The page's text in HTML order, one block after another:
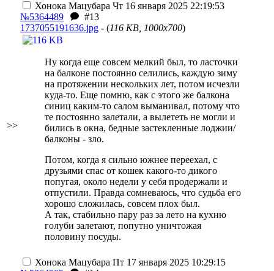
>>
Хонока Мацубара Чт 16 января 2025 22:19:53
№5364489
#13
1737055191636.jpg - (116 KB, 1000x700)
Ну когда еще совсем мелкий был, то ласточки
на балконе постоянно селились, каждую зиму
на протяжении нескольких лет, потом исчезли
куда-то. Еще помню, как с этого же балкона
синиц каким-то салом выманивал, потому что
те постоянно залетали, а вылететь не могли и
бились в окна, бедные застекленные лоджии/
балконы - зло.
Потом, когда я сильно южнее переехал, с
друзьями спас от кошек какого-то дикого
попугая, около недели у себя продержали и
отпустили. Правда сомневаюсь, что судьба его
хорошо сложилась, совсем плох был.
А так, стабильно пару раз за лето на кухню
голуби залетают, попутно уничтожая
половину посуды.
Хонока Мацубара Пт 17 января 2025 10:29:15